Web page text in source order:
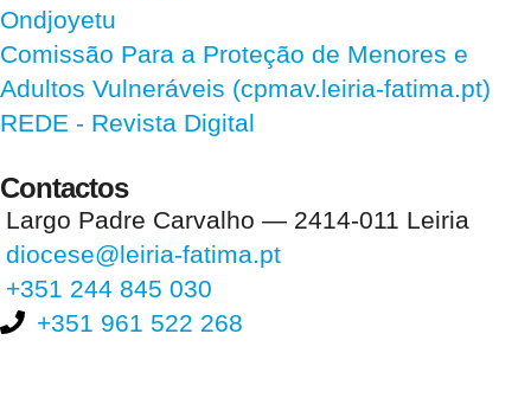
Ondjoyetu
Comissão Para a Proteção de Menores e
Adultos Vulneráveis (cpmav.leiria-fatima.pt)
REDE - Revista Digital
Contactos
Largo Padre Carvalho — 2414-011 Leiria
diocese@leiria-fatima.pt
+351 244 845 030
+351 961 522 268